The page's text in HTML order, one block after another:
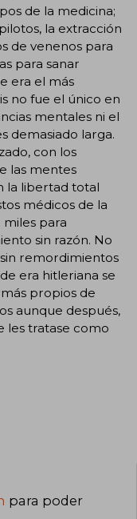
de la medicina;
la extracción
de venenos para
para sanar
era el más
no fue el único en
mentales ni el
demasiado larga.
con los
las mentes
la libertad total
médicos de la
para
sin razón. No
remordimientos
era hitleriana se
propios de
aunque después,
les tratase como
para poder